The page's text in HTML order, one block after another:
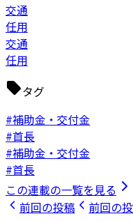
交通
任用
交通
任用
タグ
#補助金・交付金
#首長
#補助金・交付金
#首長
この連載の一覧を見る
前回の投稿
前回の